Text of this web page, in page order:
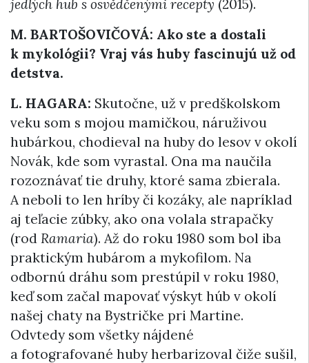
jedlých hub s osvědčenými recepty (2015).
M. BARTOŠOVIČOVÁ: Ako ste a dostali
k mykológii? Vraj vás huby fascinujú už od
detstva.
L. HAGARA: Skutočne, už v predškolskom
veku som s mojou mamičkou, náruživou
hubárkou, chodieval na huby do lesov v okolí
Novák, kde som vyrastal. Ona ma naučila
rozoznávať tie druhy, ktoré sama zbierala.
A neboli to len hríby či kozáky, ale napríklad
aj teľacie zúbky, ako ona volala strapačky
(rod Ramaria). Až do roku 1980 som bol iba
praktickým hubárom a mykofilom. Na
odbornú dráhu som prestúpil v roku 1980,
keď som začal mapovať výskyt húb v okolí
našej chaty na Bystričke pri Martine.
Odvtedy som všetky nájdené
a fotografované huby herbarizoval čiže sušil,